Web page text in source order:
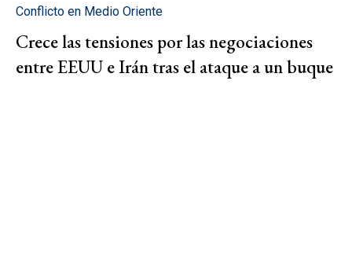
Conflicto en Medio Oriente
Crece las tensiones por las negociaciones
entre EEUU e Irán tras el ataque a un buque